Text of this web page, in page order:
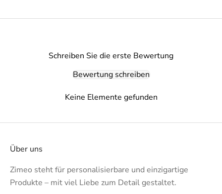
Schreiben Sie die erste Bewertung
Bewertung schreiben
Keine Elemente gefunden
Über uns
Zimeo steht für personalisierbare und einzigartige
Produkte – mit viel Liebe zum Detail gestaltet.